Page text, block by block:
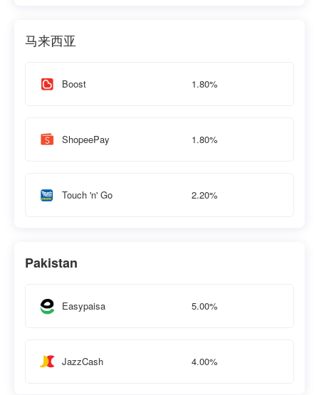
马来西亚
Boost 1.80%
ShopeePay 1.80%
Touch 'n' Go 2.20%
Pakistan
Easypaisa 5.00%
JazzCash 4.00%